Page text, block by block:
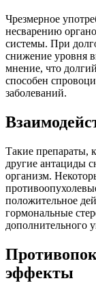
Чрезмерное
несварению
системы. При
снижение уровня
мнение, что
способен
заболеваний.
Такие препараты,
другие антациды
организм.
положительное
гормональные
дополнительного
эффекты